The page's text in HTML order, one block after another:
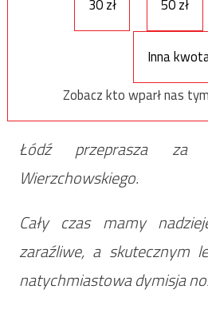
30 zł 50 zł
Inna
Zobacz kto wparł nas
Łódź przeprasza za
Wierzchowskiego.
Cały czas mamy
zaraźliwe, a skutecznym
natychmiastowa dymisja